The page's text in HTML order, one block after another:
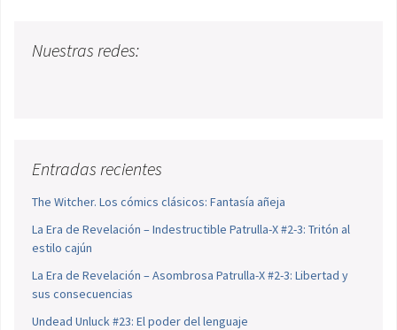
Nuestras redes:
Entradas recientes
The Witcher. Los cómics clásicos: Fantasía añeja
La Era de Revelación – Indestructible Patrulla-X #2-3: Tritón al
estilo cajún
La Era de Revelación – Asombrosa Patrulla-X #2-3: Libertad y
sus consecuencias
Undead Unluck #23: El poder del lenguaje